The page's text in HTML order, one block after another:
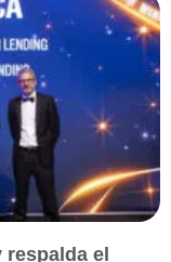
respalda el